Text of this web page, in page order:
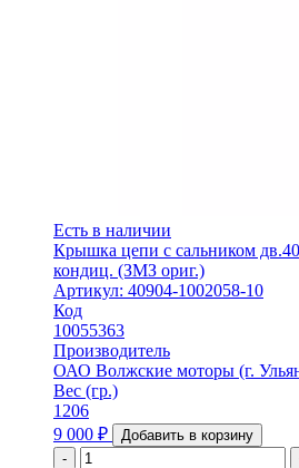
Есть в наличии
Крышка цепи с сальником
кондиц. (ЗМЗ ориг.)
Артикул: 40904-1002058-10
Код
10055363
Производитель
ОАО Волжские моторы (г.
Вес (гр.)
1206
9 000 ₽
Добавить в корзину
-